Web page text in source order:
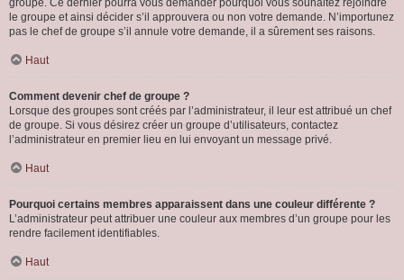
groupe. Ce dernier pourra vous demander pourquoi vous souhaitez rejoindre
le groupe et ainsi décider s’il approuvera ou non votre demande. N’importunez
pas le chef de groupe s’il annule votre demande, il a sûrement ses raisons.
Haut
Comment devenir chef de groupe ?
Lorsque des groupes sont créés par l’administrateur, il leur est attribué un chef
de groupe. Si vous désirez créer un groupe d’utilisateurs, contactez
l’administrateur en premier lieu en lui envoyant un message privé.
Haut
Pourquoi certains membres apparaissent dans une couleur différente ?
L’administrateur peut attribuer une couleur aux membres d’un groupe pour les
rendre facilement identifiables.
Haut